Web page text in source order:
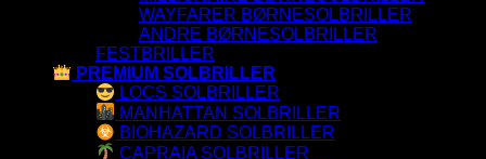
WAYFARER BØRNESOLBRILLER
ANDRE BØRNESOLBRILLER
FESTBRILLER
PREMIUM SOLBRILLER
LOCS SOLBRILLER
MANHATTAN SOLBRILLER
BIOHAZARD SOLBRILLER
CAPRAIA SOLBRILLER